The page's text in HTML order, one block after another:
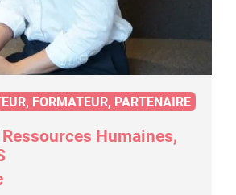
Humaines,
FORMATEUR, PARTENAIRE